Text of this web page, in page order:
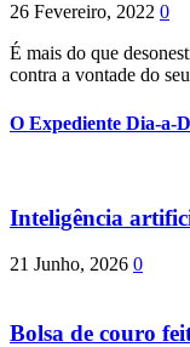
26 Fevereiro, 2022 0
É mais do que
contra a vontade do
O Expediente Dia-a-
Inteligência
21 Junho, 2026 0
Bolsa de couro